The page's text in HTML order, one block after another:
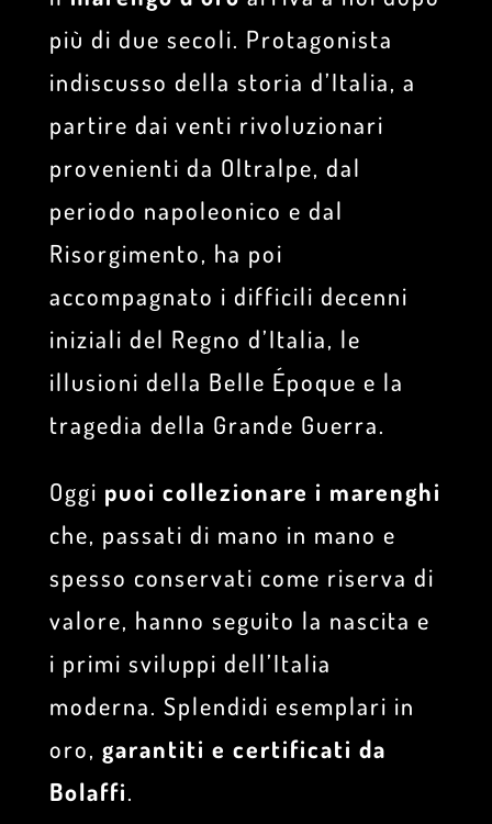
più di due secoli. Protagonista
indiscusso della storia d’Italia, a
partire dai venti rivoluzionari
provenienti da Oltralpe, dal
periodo napoleonico e dal
Risorgimento, ha poi
accompagnato i difficili decenni
iniziali del Regno d’Italia, le
illusioni della Belle Époque e la
tragedia della Grande Guerra.
Oggi puoi collezionare i marenghi
che, passati di mano in mano e
spesso conservati come riserva di
valore, hanno seguito la nascita e
i primi sviluppi dell’Italia
moderna. Splendidi esemplari in
oro, garantiti e certificati da
Bolaffi.